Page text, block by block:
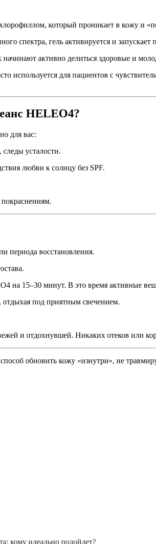
который проникает в кожу и
спектра, гель активируется и
активно делиться здоровые и
используется для пациентов с
HELEO4?
для вас:
усталости.
любви к солнцу без SPF.
периода восстановления.
на 15–30 минут. В это время активные
под приятным свечением.
и отдохнувшей. Никаких отеков или
обновить кожу «изнутри», не
кому идеально подойдет?